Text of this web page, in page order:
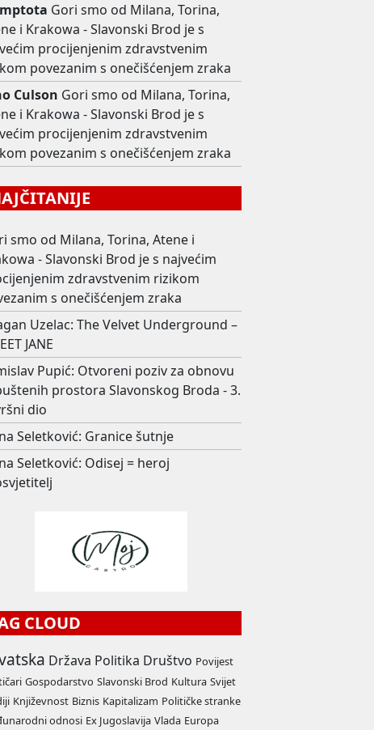
Gori smo od Milana, Torina,
i Krakowa - Slavonski Brod je s
procijenjenim zdravstvenim
povezanim s onečišćenjem zraka
Culson Gori smo od Milana, Torina,
i Krakowa - Slavonski Brod je s
procijenjenim zdravstvenim
povezanim s onečišćenjem zraka
smo od Milana, Torina, Atene i
- Slavonski Brod je s najvećim
zdravstvenim rizikom
s onečišćenjem zraka
Uzelac: The Velvet Underground –
JANE
Pupić: Otvoreni poziv za obnovu
prostora Slavonskog Broda - 3.
dio
Seletković: Granice šutnje
Seletković: Odisej = heroj
CLOUD
Država Politika Društvo Povijest
Gospodarstvo Slavonski Brod Kultura Svijet
Književnost Biznis Kapitalizam Političke stranke
odnosi Ex Jugoslavija Vlada Europa